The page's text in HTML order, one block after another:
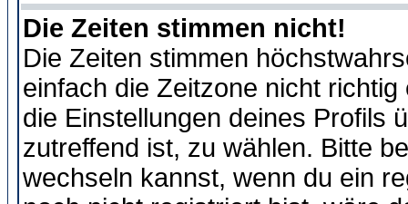
Die Zeiten stimmen nicht!
Die Zeiten stimmen
einfach die Zeitzone nicht
die Einstellungen deines Profils
zutreffend ist, zu wählen. Bitte
wechseln kannst, wenn du ein